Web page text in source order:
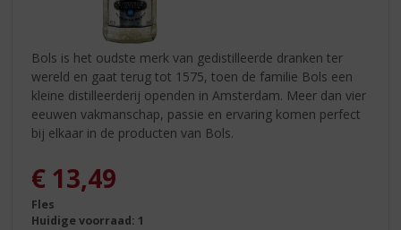
Bols is het oudste merk van gedistilleerde dranken ter
wereld en gaat terug tot 1575, toen de familie Bols een
kleine distilleerderij openden in Amsterdam. Meer dan vier
eeuwen vakmanschap, passie en ervaring komen perfect
bij elkaar in de producten van Bols.
€ 13,49
Fles
Huidige voorraad: 1